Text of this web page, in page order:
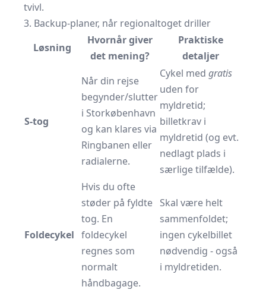
tvivl.
3. Backup-planer, når regionaltoget driller
Løsning
Hvornår giver
det mening?
Praktiske
detaljer
S-tog
Når din rejse
begynder/slutter
i Storkøbenhavn
og kan klares via
Ringbanen eller
radialerne.
Cykel med gratis
uden for
myldretid;
billetkrav i
myldretid (og evt.
nedlagt plads i
særlige tilfælde).
Foldecykel
Hvis du ofte
støder på fyldte
tog. En
foldecykel
regnes som
normalt
håndbagage.
Skal være helt
sammenfoldet;
ingen cykelbillet
nødvendig - også
i myldretiden.